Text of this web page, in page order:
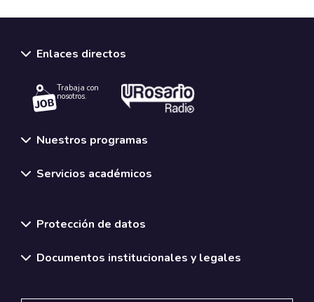
Enlaces directos
Trabaja con
nosotros.
Nuestros programas
Servicios académicos
Protección de datos
Documentos institucionales y legales